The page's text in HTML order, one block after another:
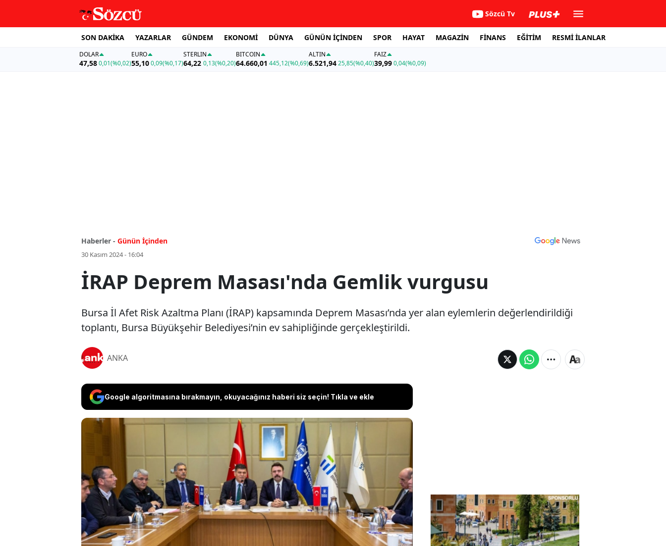
Sözcü Tv
SON DAKİKA YAZARLAR GÜNDEM EKONOMİ DÜNYA GÜNÜN İÇİNDEN SPOR HAYAT MAGAZİN FİNANS EĞİTİM RESMİ İLANLAR
DOLAR
47,580,01(%0,02)
EURO
55,10 0,09(%0,17)
STERLIN
64,22 0,13(%0,20)
BITCOIN
64.660,01 445,12(%0,69)
ALTIN
6.521,9425,85(%0,40)
FAİZ
39,990,04(%0,09)
Haberler - Günün İçinden
30 Kasım 2024 - 16:04
İRAP Deprem Masası'nda Gemlik vurgusu
Bursa İl Afet Risk Azaltma Planı (İRAP) kapsamında Deprem Masası’nda yer alan eylemlerin değerlendirildiği
toplantı, Bursa Büyükşehir Belediyesi’nin ev sahipliğinde gerçekleştirildi.
ANKA
Google algoritmasına bırakmayın, okuyacağınız haberi siz seçin! Tıkla ve ekle
Bursa İl Afet Risk Azaltma Planı (İRAP) kapsamında Deprem
Masası’nda yer alan eylemlerin değerlendirildiği toplantı,
Bursa Büyükşehir Belediyesi’nin ev sahipliğinde
gerçekleştirildi.